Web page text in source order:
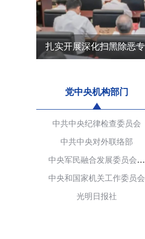
党中央机构部门
中共中央纪律检查委员会
中共中央对外联络部
中央军民融合发展委员会办公室
中央和国家机关工作委员会
光明日报社